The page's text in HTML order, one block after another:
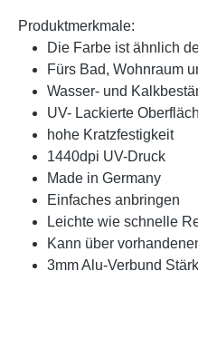
Produktmerkmale:
Die Farbe ist ähnlich
Fürs Bad, Wohnraum
Wasser- und
UV- Lackierte
hohe Kratzfestigkeit
1440dpi UV-Druck
Made in Germany
Einfaches anbringen
Leichte wie schnelle
Kann über
3mm Alu-Verbund